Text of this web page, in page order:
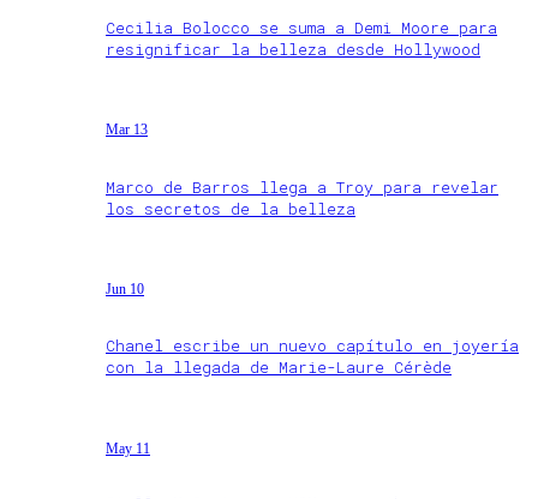
Cecilia Bolocco se suma a Demi Moore para
resignificar la belleza desde Hollywood
Mar 13
Marco de Barros llega a Troy para revelar
los secretos de la belleza
Jun 10
Chanel escribe un nuevo capítulo en joyería
con la llegada de Marie-Laure Cérède
May 11